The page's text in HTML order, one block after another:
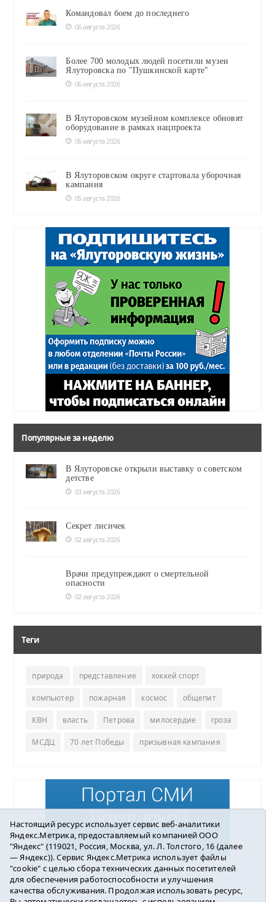
Командовал боем до последнего
06 августа 2026
Более 700 молодых людей посетили музеи
Ялуторовска по "Пушкинской карте"
06 августа 2026
В Ялуторовском музейном комплексе обновят
оборудование в рамках нацпроекта
06 августа 2026
В Ялуторовском округе стартовала уборочная
кампания
05 августа 2026
Популярные за неделю
В Ялуторовске открыли выставку о советском
детстве
03 августа 2026
Секрет лисичек
02 августа 2026
Врачи предупреждают о смертельной
опасности
02 августа 2026
Теги
природа представление хоккей спорт
компьютер пожарная космос общепит
КВН власть Петрова милосердие гроза
МСДЦ 70 лет Победы призывная кампания
Погода в Ялуторовске
Настоящий ресурс использует сервис веб-аналитики
Яндекс.Метрика, предоставляемый компанией ООО
"Яндекс" (119021, Россия, Москва, ул. Л. Толстого, 16 (далее
— Яндекс)). Сервис Яндекс.Метрика использует файлы
"cookie" с целью сбора технических данных посетителей
для обеспечения работоспособности и улучшения
качества обслуживания. Продолжая использовать ресурс,